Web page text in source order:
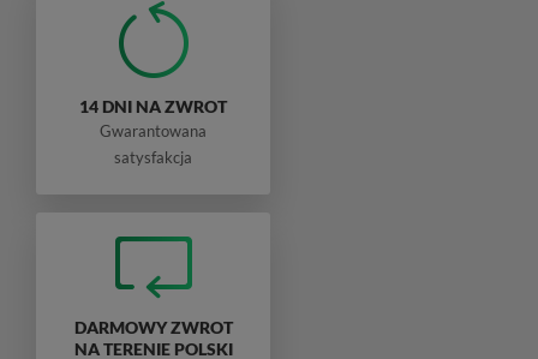
14 DNI NA ZWROT
Gwarantowana
satysfakcja
DARMOWY ZWROT
NA TERENIE POLSKI